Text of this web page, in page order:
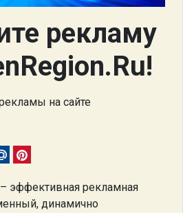
рекламу
на сайте
– эффективная рекламная
динамично